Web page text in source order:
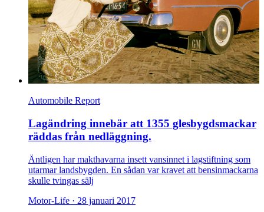
Automobile Report
Lagändring innebär att 1355 glesbygdsmackar
räddas från nedläggning.
Äntligen har makthavarna insett vansinnet i lagstiftning som
utarmar landsbygden. En sådan var kravet att bensinmackarna
skulle tvingas sälj
Motor-Life · 28 januari 2017